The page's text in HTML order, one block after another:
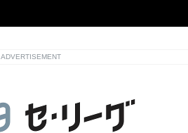
ADVERTISEMENT